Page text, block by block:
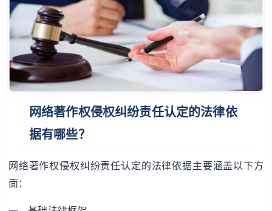
网络著作权侵权纠纷责任认定的法律依
据有哪些？
网络著作权侵权纠纷责任认定的法律依据主要涵盖以下方
面：